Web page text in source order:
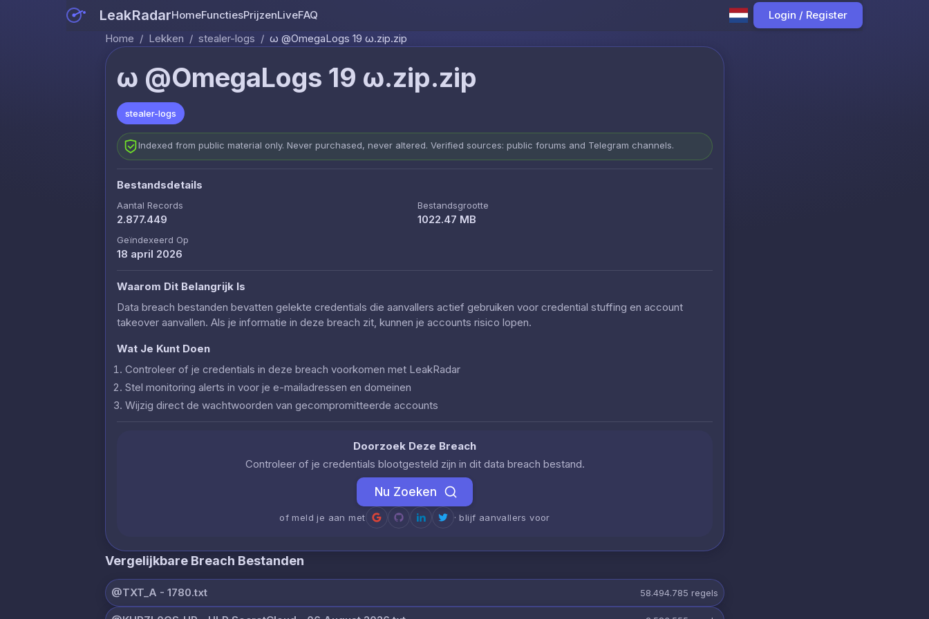
LeakRadarHomeFunctiesPrijzenLiveFAQ
Login / Register
Home / Lekken / stealer-logs / ω @OmegaLogs 19 ω.zip.zip
ω @OmegaLogs 19 ω.zip.zip
stealer-logs
Indexed from public material only. Never purchased, never altered. Verified sources: public forums and Telegram channels.
Bestandsdetails
Aantal Records
2.877.449
Bestandsgrootte
1022.47 MB
Geïndexeerd Op
18 april 2026
Waarom Dit Belangrijk Is
Data breach bestanden bevatten gelekte credentials die aanvallers actief gebruiken voor credential stuffing en account
takeover aanvallen. Als je informatie in deze breach zit, kunnen je accounts risico lopen.
Wat Je Kunt Doen
Controleer of je credentials in deze breach voorkomen met LeakRadar
Stel monitoring alerts in voor je e-mailadressen en domeinen
Wijzig direct de wachtwoorden van gecompromitteerde accounts
Doorzoek Deze Breach
Controleer of je credentials blootgesteld zijn in dit data breach bestand.
Nu Zoeken
of meld je aan met · blijf aanvallers voor
Vergelijkbare Breach Bestanden
@TXT_A - 1780.txt 58.494.785 regels